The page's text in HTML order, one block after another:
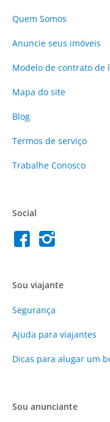
Quem Somos
Anuncie seus imóveis
Modelo de contrato de
Mapa do site
Blog
Termos de serviço
Trabalhe Conosco
Social
Sou viajante
Segurança
Ajuda para viajantes
Dicas para alugar um
Sou anunciante